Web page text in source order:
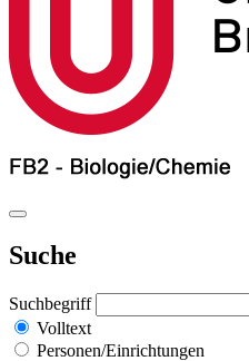
Suche
Suchbegriff
Volltext
Personen/Einrichtungen